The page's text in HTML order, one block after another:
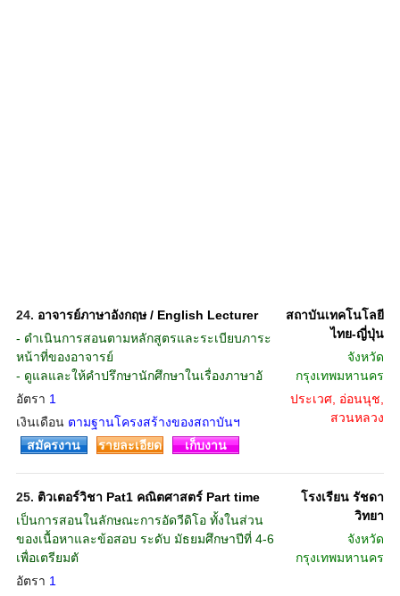
24. อาจารย์ภาษาอังกฤษ / English Lecturer
- ดำเนินการสอนตามหลักสูตรและระเบียบภาระ
หน้าที่ของอาจารย์
- ดูแลและให้คำปรึกษานักศึกษาในเรื่องภาษาอั
อัตรา 1
เงินเดือน ตามฐานโครงสร้างของสถาบันฯ
สถาบันเทคโนโลยี
ไทย-ญี่ปุ่น
จังหวัด
กรุงเทพมหานคร
ประเวศ, อ่อนนุช,
สวนหลวง
สมัครงาน
รายละเอียด เก็บงาน
25. ติวเตอร์วิชา Pat1 คณิตศาสตร์ Part time
เป็นการสอนในลักษณะการอัดวีดิโอ ทั้งในส่วน
ของเนื้อหาและข้อสอบ ระดับ มัธยมศึกษาปีที่ 4-6
เพื่อเตรียมตั
อัตรา 1
โรงเรียน รัชดา
วิทยา
จังหวัด
กรุงเทพมหานคร